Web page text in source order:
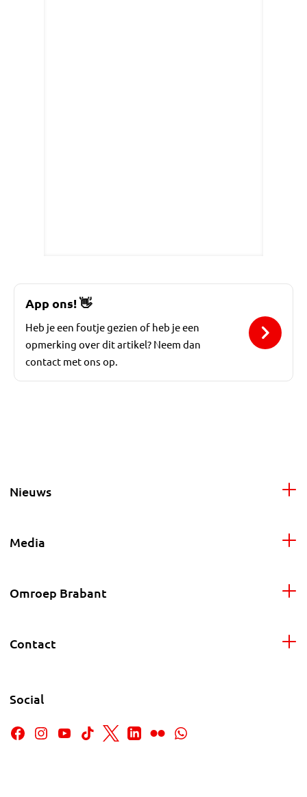
App ons!👋
Heb je een foutje gezien of heb je een
opmerking over dit artikel? Neem dan
contact met ons op.
Nieuws
Media
Omroep Brabant
Contact
Social